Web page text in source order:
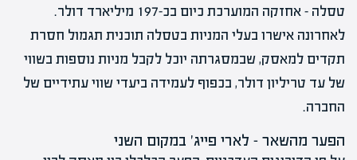
טסלה – אחזקה המוערכת כיום בכ-197 מיליארד דולר.
לאחרונה אישרו בעלי המניות בטסלה תוכנית תגמול חסרת
תקדים למאסק, שבמסגרתה יוכל לקבל מניות נוספות בשווי
של עד טריליון דולר, בכפוף לעמידה ביעדי שווי עתידיים של
החברה.
הפער מהשאר – לארי פייג' במקום השני